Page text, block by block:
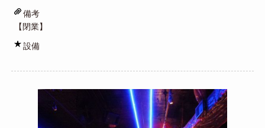
備考
【閉業】
設備